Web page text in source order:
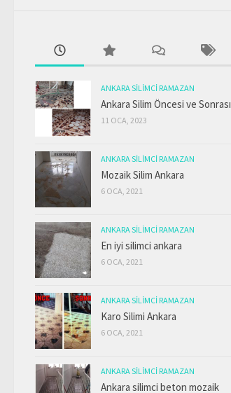
ANKARA SILIMCI RAMAZAN
Ankara Silim Öncesi ve Sonrası
11 OCA, 2023
ANKARA SILIMCI RAMAZAN
Mozaik Silim Ankara
6 OCA, 2021
ANKARA SILIMCI RAMAZAN
En iyi silimci ankara
6 OCA, 2021
ANKARA SILIMCI RAMAZAN
Karo Silimi Ankara
6 OCA, 2021
ANKARA SILIMCI RAMAZAN
Ankara silimci beton mozaik